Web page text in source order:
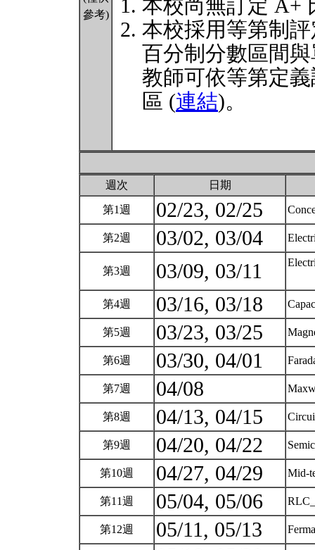
參考)
本校尚無訂定 A+
本校採用等第制
百分制分數區間
教師可依等第定
區 (連結)。
週次 日期
第1週 02/23, 02/25
第2週 03/02, 03/04
第3週 03/09, 03/11
第4週 03/16, 03/18
第5週 03/23, 03/25
第6週 03/30, 04/01
第7週 04/08
第8週 04/13, 04/15
第9週 04/20, 04/22
第10週 04/27, 04/29 Mid-
第11週 05/04, 05/06
第12週 05/11, 05/13